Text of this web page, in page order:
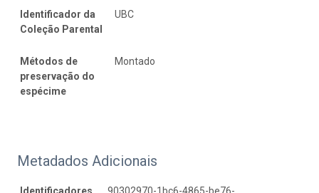
Identificador da
Coleção Parental
UBC
Métodos de
preservação do
espécime
Montado
Metadados Adicionais